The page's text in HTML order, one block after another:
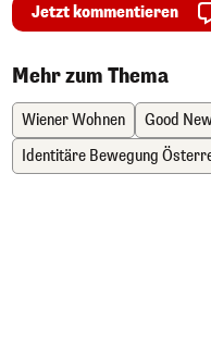
Jetzt kommentieren
Mehr zum Thema
Wiener Wohnen Good
Identitäre Bewegung